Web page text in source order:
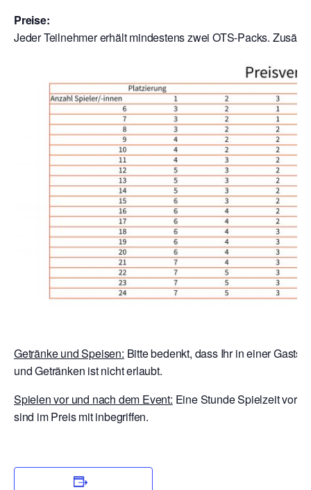
Preise:
Jeder Teilnehmer erhält mindestens zwei OTS-Packs.
Getränke und Speisen: Bitte bedenkt, dass Ihr in einer
und Getränken ist nicht erlaubt.
Spielen vor und nach dem Event: Eine Stunde Spielzeit vor
sind im Preis mit inbegriffen.